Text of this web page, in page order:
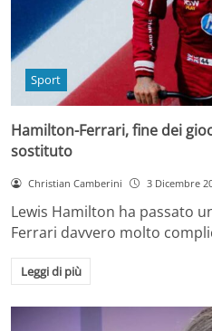
Sport
Hamilton-Ferrari, fine dei
sostituto
Christian Camberini 3 Dicembre
Lewis Hamilton ha passato
Ferrari davvero molto
Leggi di più